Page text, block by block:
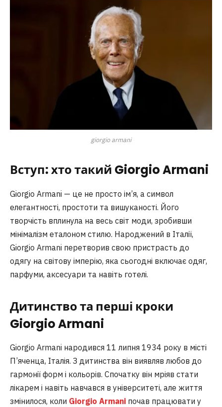
giorgio armani
Вступ: хто такий Giorgio Armani
Giorgio Armani — це не просто ім’я, а символ
елегантності, простоти та вишуканості. Його
творчість вплинула на весь світ моди, зробивши
мінімалізм еталоном стилю. Народжений в Італії,
Giorgio Armani перетворив свою пристрасть до
одягу на світову імперію, яка сьогодні включає одяг,
парфуми, аксесуари та навіть готелі.
Дитинство та перші кроки
Giorgio Armani
Giorgio Armani народився 11 липня 1934 року в місті
П’яченца, Італія. З дитинства він виявляв любов до
гармонії форм і кольорів. Спочатку він мріяв стати
лікарем і навіть навчався в університеті, але життя
змінилося, коли Giorgio Armani почав працювати у